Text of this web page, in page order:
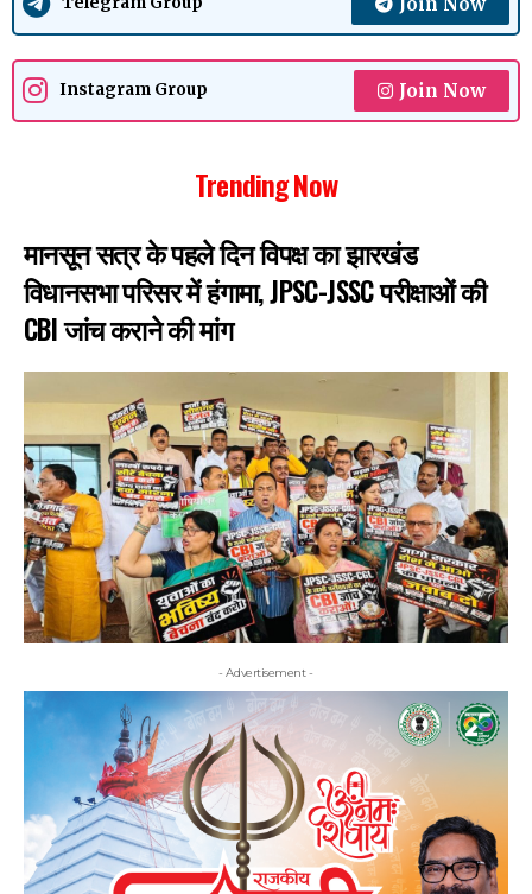
Instagram Group Join Now
Trending Now
मानसून सत्र के पहले दिन विपक्ष का झारखंड
विधानसभा परिसर में हंगामा, JPSC-JSSC परीक्षाओं की
CBI जांच कराने की मांग
- Advertisement -